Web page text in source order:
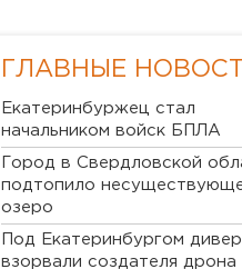
ГЛАВНЫЕ
Екатеринбуржец стал
начальником войск БПЛА
Город в Свердловской
подтопило
озеро
Под Екатеринбургом
взорвали создателя дрона